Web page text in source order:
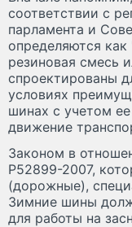
соответствии с
парламента и
определяются
резиновая смесь
спроектированы
условиях
шинах с учетом
движение
Законом в
Р52899-2007,
(дорожные),
Зимние шины
для работы на